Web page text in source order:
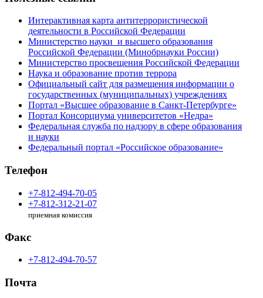
Интерактивная карта антитеррористической
деятельности в Российской Федерации
Министерство науки и высшего образования
Российской Федерации (Минобрнауки России)
Министерство просвещения Российской Федерации
Наука и образование против террора
Официальный сайт для размещения информации о
государственных (муниципальных) учреждениях
Портал «Высшее образование в Санкт-Петербурге»
Портал Консорциума университетов «Недра»
Федеральная служба по надзору в сфере образования
и науки
Федеральный портал «Российское образование»
Телефон
+7-812-494-70-05
+7-812-312-21-07
приемная комиссия
Факс
+7-812-494-70-57
Почта